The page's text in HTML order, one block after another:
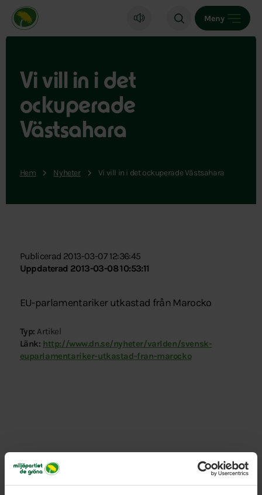
Miljöpartiet de gröna, startsida
Meny
Vi vill in i det
ockuperade
Västsahara
Hem Nyheter Vi vill in i det ockuperade Västsahara
Publicerad 2013-03-07 12:36:45
Uppdaterad 2013-03-08 10:53:11
EU-parlamentariker utkastad från Marocko
Typ: Artikel
Länk: http://www.dn.se/nyheter/varlden/svensk-
euparlamentariker-utkastad-fran-marocko
Relaterade nyheter